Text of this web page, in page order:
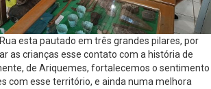
esta pautado em três grandes pilares, por
as crianças esse contato com a história de
de Ariquemes, fortalecemos o sentimento
com esse território, e ainda numa melhora